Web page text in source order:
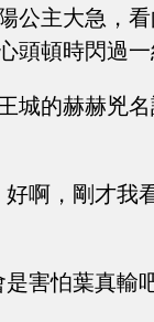
公主大急，
頭頓時閃過
城的赫赫兇
好啊，剛才我
是害怕葉真輸